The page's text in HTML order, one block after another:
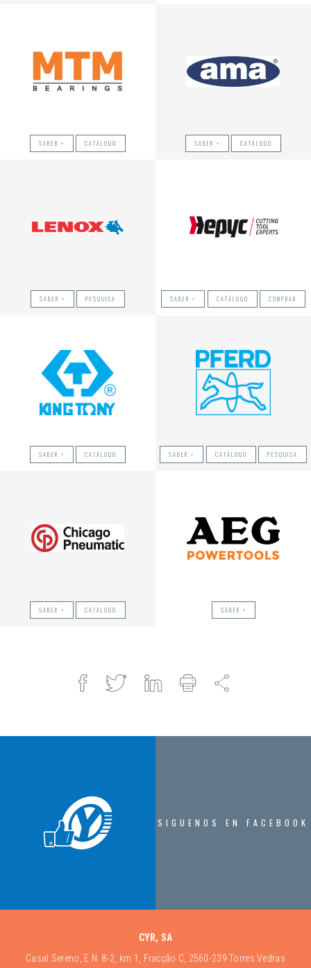
SABER + CATÁLOGO SABER + CATÁLOGO
SABER + PESQUISA SABER + CATÁLOGO COMPRAR
SABER + CATÁLOGO SABER + CATÁLOGO PESQUISA
SABER + CATÁLOGO SABER +
Facebook
TwitterLinkedImprimirCompartir
SIGUENOS EN FACEBOOK
CYR, SA
Casal Sereno, E.N. 8-2, km 1, Fracção C, 2560-239 Torres Vedras